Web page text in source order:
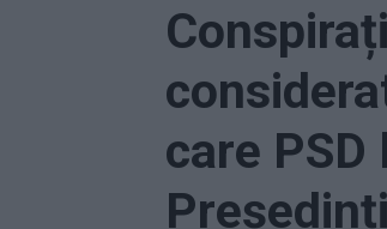
care